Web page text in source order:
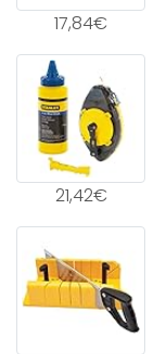
17,84€
21,42€